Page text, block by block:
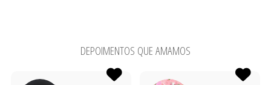
DEPOIMENTOS QUE AMAMOS